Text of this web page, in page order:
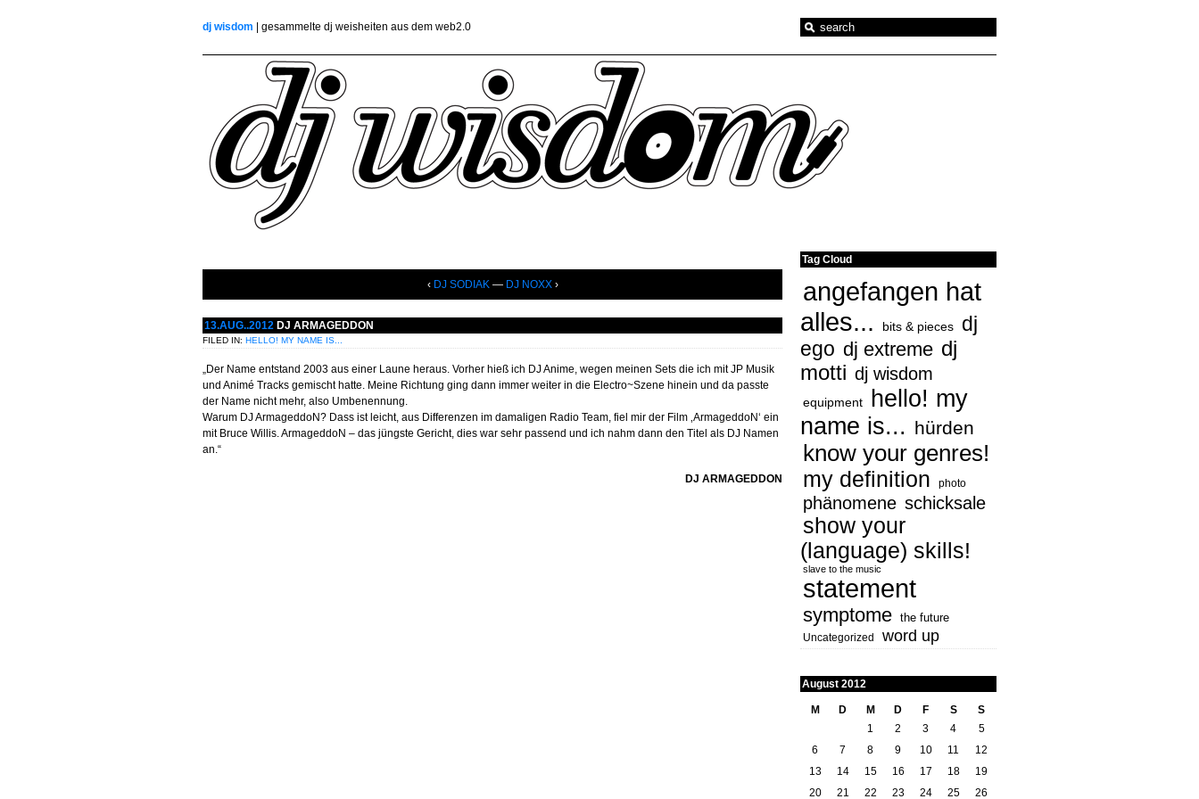
dj wisdom | gesammelte dj weisheiten aus dem web2.0
‹ DJ SODIAK— DJ NOXX›
13.AUG..2012 DJ ARMAGEDDON
FILED IN: HELLO! MY NAME IS...
„Der Name entstand 2003 aus einer Laune heraus. Vorher hieß ich DJ Anime, wegen meinen Sets die ich mit JP Musik
und Animé Tracks gemischt hatte. Meine Richtung ging dann immer weiter in die Electro~Szene hinein und da passte
der Name nicht mehr, also Umbenennung.
Warum DJ ArmageddoN? Dass ist leicht, aus Differenzen im damaligen Radio Team, fiel mir der Film ‚ArmageddoN‘ ein
mit Bruce Willis. ArmageddoN – das jüngste Gericht, dies war sehr passend und ich nahm dann den Titel als DJ Namen
an.“
DJ ARMAGEDDON
Tag Cloud
angefangen hat
alles...
bits & pieces
dj
ego dj extreme dj
motti dj wisdom
equipment
hello! my
name is... hürden
know your genres!
my definition
photo
phänomene schicksale
show your
(language) skills!
slave to the music
statement
symptome the future
Uncategorized word up
August 2012
M D M D F S
S
1
2 3 4
5
6
7 8 9 10 11
12
13
14 15 16 17 18
19
20
21 22 23 24 25 26